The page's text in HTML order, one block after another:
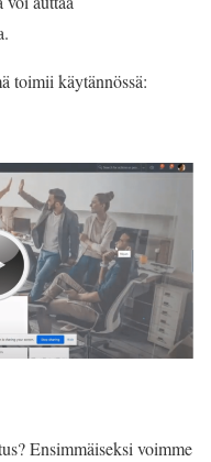
toimii käytännössä:
Ensimmäiseksi voimme